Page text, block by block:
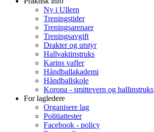
Ny i Ullern
Treningstider
Treningsarenaer
Treningsavgift
Drakter og utstyr
Hallvaktinstruks
Karins vafler
Håndballakademi
Håndballskole
Korona - smittevern og hallinstruks
For lagledere
Organisere lag
Politiattester
Facebook - policy